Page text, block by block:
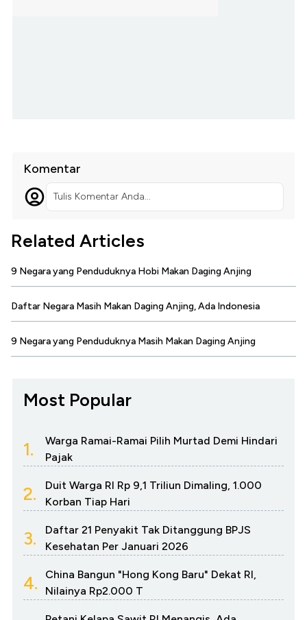
Komentar
Tulis Komentar Anda...
Related Articles
9 Negara yang Penduduknya Hobi Makan Daging Anjing
Daftar Negara Masih Makan Daging Anjing, Ada Indonesia
9 Negara yang Penduduknya Masih Makan Daging Anjing
Most Popular
1.
Warga Ramai-Ramai Pilih Murtad Demi Hindari
Pajak
2.
Duit Warga RI Rp 9,1 Triliun Dimaling, 1.000
Korban Tiap Hari
3.
Daftar 21 Penyakit Tak Ditanggung BPJS
Kesehatan Per Januari 2026
4.
China Bangun "Hong Kong Baru" Dekat RI,
Nilainya Rp2.000 T